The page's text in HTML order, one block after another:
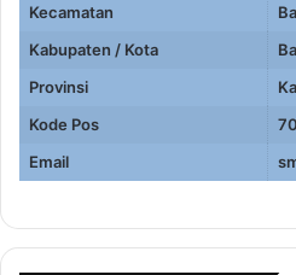
Kecamatan
Kabupaten / Kota
Provinsi
Kode Pos
Email